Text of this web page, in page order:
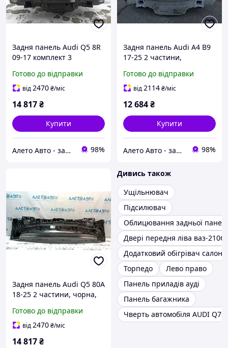
Задня панель Audi Q5 8R
09-17 комплект 3
8R0813253
Готово до відправки
від2470₴/міс
14 817₴
Купити
Алето Авто - запчастини на авто зі США 98%
Задня панель Audi A4 B9
17-25 2 частини,
8W5813307A
Готово до відправки
від2114₴/міс
12 684₴
Купити
Алето Авто - запчастини на авто зі США 98%
Задня панель Audi Q5 80A
18-25 2 частини, чорна,
80A813303ASTL
Готово до відправки
від2470₴/міс
14 817₴
Дивись також
Ущільнювач
Підсилювач
Облицювання задньої
Двері передня ліва ваз-2106
Додатковий обігрівач салону
Торпедо
Лево право
Панель приладів ауді
Панель багажника
Чверть автомобіля AUDI Q7